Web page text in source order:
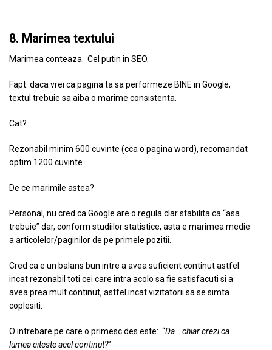
8. Marimea textului
Marimea conteaza. Cel putin in SEO.
Fapt: daca vrei ca pagina ta sa performeze BINE in Google,
textul trebuie sa aiba o marime consistenta.
Cat?
Rezonabil minim 600 cuvinte (cca o pagina word), recomandat
optim 1200 cuvinte.
De ce marimile astea?
Personal, nu cred ca Google are o regula clar stabilita ca “asa
trebuie” dar, conform studiilor statistice, asta e marimea medie
a articolelor/paginilor de pe primele pozitii.
Cred ca e un balans bun intre a avea suficient continut astfel
incat rezonabil toti cei care intra acolo sa fie satisfacuti si a
avea prea mult continut, astfel incat vizitatorii sa se simta
coplesiti.
O intrebare pe care o primesc des este: “Da… chiar crezi ca
lumea citeste acel continut?”